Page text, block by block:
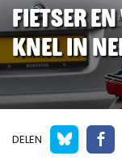
Fietser
knel in
DELEN